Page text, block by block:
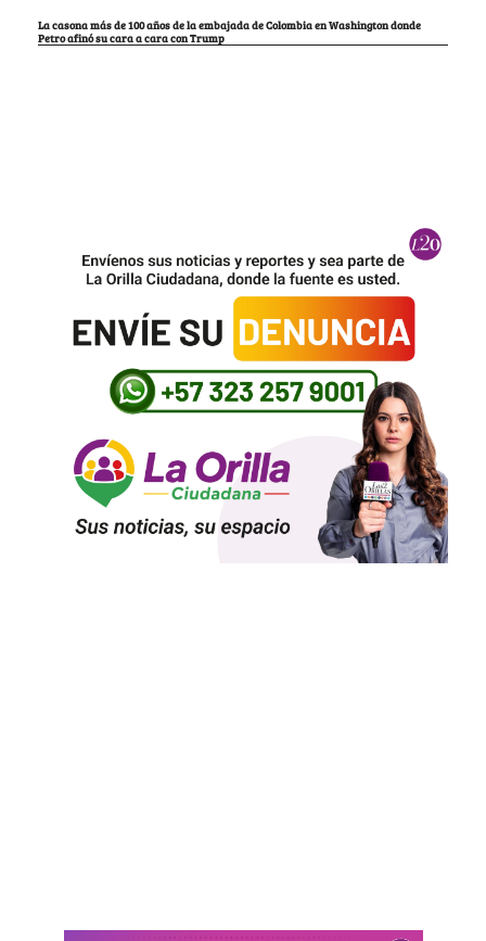
La casona más de 100 años de la embajada de Colombia en Washington donde
Petro afinó su cara a cara con Trump